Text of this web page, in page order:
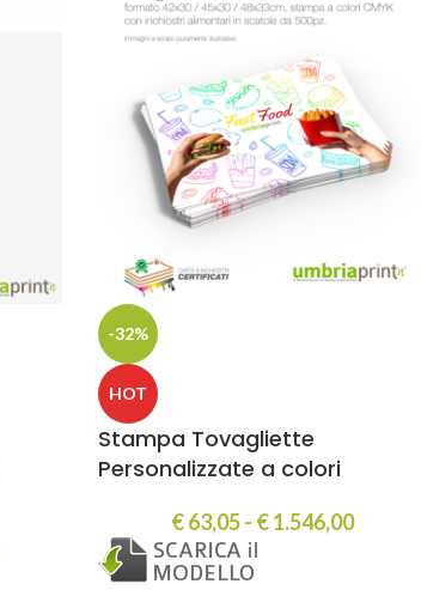
-32%
HOT
Stampa Tovagliette
Personalizzate a colori
€63,05- €1.546,00